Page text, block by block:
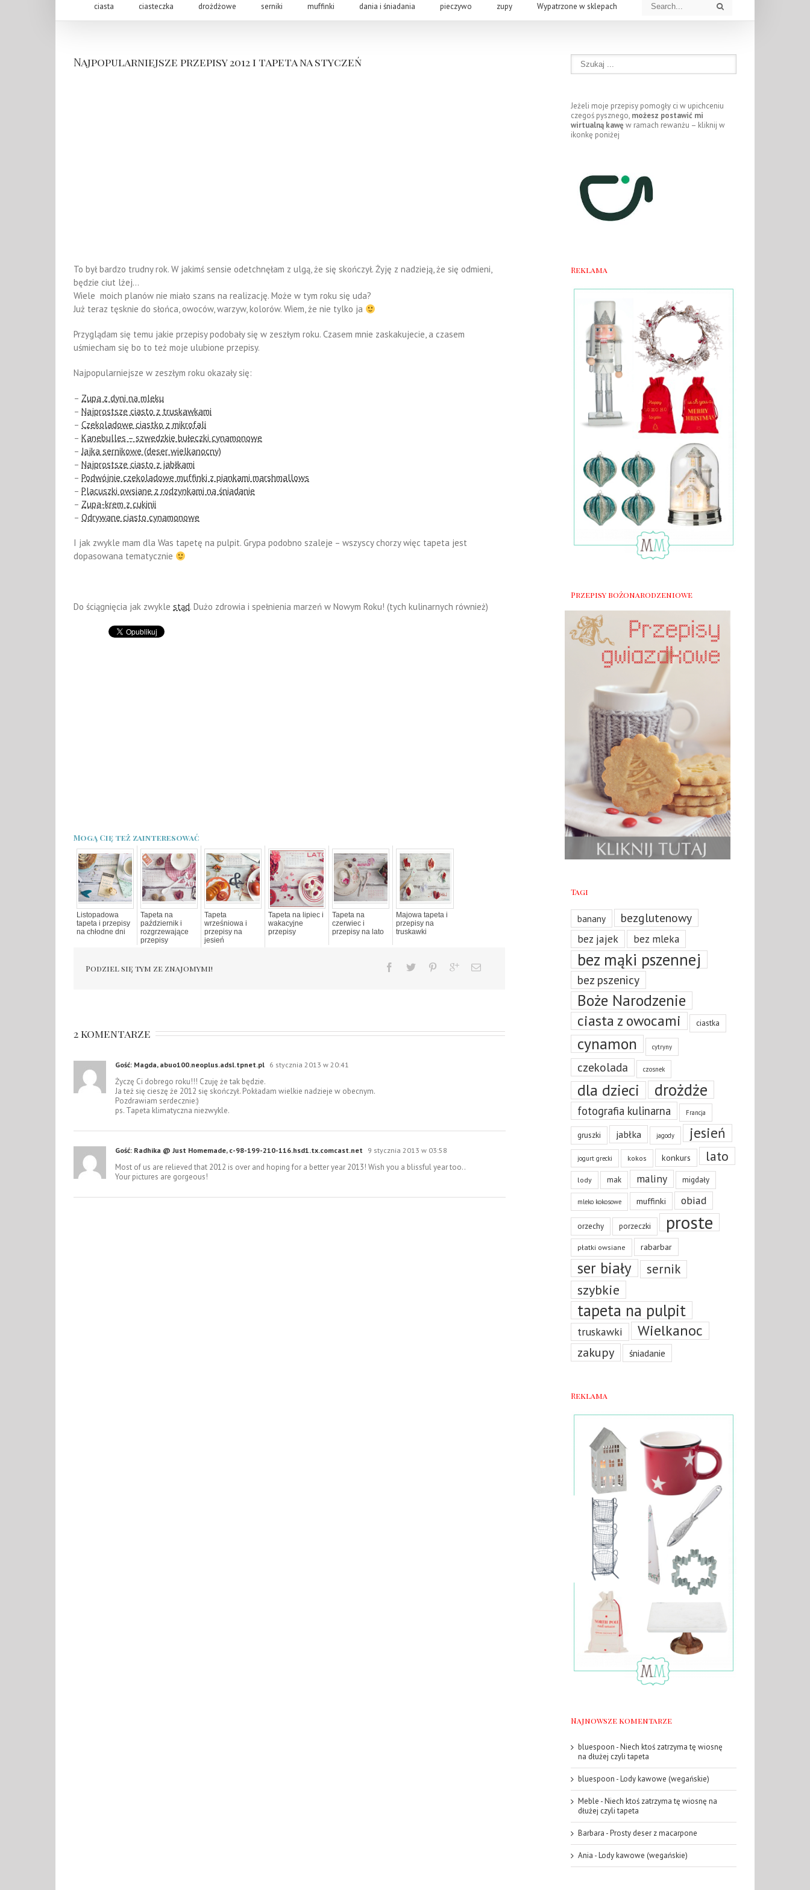
ciasta ciasteczka drożdżowe serniki muffinki dania i śniadania pieczywo zupy Wypatrzone w sklepach
Najpopularniejsze przepisy 2012 i tapeta na styczeń
To był bardzo trudny rok. W jakimś sensie odetchnęłam z ulgą, że się skończył. Żyję z nadzieją, że się odmieni,
będzie ciut lżej…
Wiele moich planów nie miało szans na realizację. Może w tym roku się uda?
Już teraz tęsknie do słońca, owoców, warzyw, kolorów. Wiem, że nie tylko ja
Przyglądam się temu jakie przepisy podobały się w zeszłym roku. Czasem mnie zaskakujecie, a czasem
uśmiecham się bo to też moje ulubione przepisy.
Najpopularniejsze w zeszłym roku okazały się:
– Zupa z dyni na mleku
– Najprostsze ciasto z truskawkami
– Czekoladowe ciastko z mikrofali
– Kanebulles – szwedzkie bułeczki cynamonowe
–Jajka sernikowe (deser wielkanocny)
– Najprostsze ciasto z jabłkami
– Podwójnie czekoladowe muffinki z piankami marshmallows
– Placuszki owsiane z rodzynkami na śniadanie
– Zupa-krem z cukinii
– Odrywane ciasto cynamonowe
I jak zwykle mam dla Was tapetę na pulpit. Grypa podobno szaleje – wszyscy chorzy więc tapeta jest
dopasowana tematycznie
Do ściągnięcia jak zwykle stąd. Dużo zdrowia i spełnienia marzeń w Nowym Roku! (tych kulinarnych również)
Mogą Cię też zainteresować
Listopadowa
tapeta i przepisy
na chłodne dni
Tapeta na
październik i
rozgrzewające
przepisy
Tapeta
wrześniowa i
przepisy na
jesień
Tapeta na lipiec i
wakacyjne
przepisy
Tapeta na
czerwiec i
przepisy na lato
Majowa tapeta i
przepisy na
truskawki
Podziel się tym ze znajomymi!
2 komentarze
Gość: Magda, abuo100.neoplus.adsl.tpnet.pl 6 stycznia 2013 w 20:41
Życzę Ci dobrego roku!!! Czuję że tak będzie.
Ja też się cieszę że 2012 się skończył. Pokładam wielkie nadzieje w obecnym.
Pozdrawiam serdecznie:)
ps. Tapeta klimatyczna niezwykle.
Gość: Radhika @ Just Homemade, c-98-199-210-116.hsd1.tx.comcast.net 9 stycznia 2013 w 03:58
Most of us are relieved that 2012 is over and hoping for a better year 2013! Wish you a blissful year too..
Your pictures are gorgeous!
Jeżeli moje przepisy pomogły ci w upichceniu
czegoś pysznego, możesz postawić mi
wirtualną kawę w ramach rewanżu – kliknij w
ikonkę poniżej
Reklama
Przepisy bożonarodzeniowe
Tagi
banany bezglutenowy
bez jajek bez mleka
bez mąki pszennej
bez pszenicy
Boże Narodzenie
ciasta z owocami ciastka
cynamon cytryny
czekolada czosnek
dla dzieci drożdże
fotografia kulinarna Francja
gruszki jabłka jagody jesień
jogurt grecki kokos konkurs lato
lody mak maliny migdały
mleko kokosowe muffinki obiad
orzechy porzeczki proste
płatki owsiane rabarbar
ser biały sernik
szybkie
tapeta na pulpit
truskawki Wielkanoc
zakupy śniadanie
Reklama
Najnowsze komentarze
bluespoon -Niech ktoś zatrzyma tę wiosnę
na dłużej czyli tapeta
bluespoon -Lody kawowe (wegańskie)
Meble -Niech ktoś zatrzyma tę wiosnę na
dłużej czyli tapeta
Barbara -Prosty deser z macarpone
Ania -Lody kawowe (wegańskie)